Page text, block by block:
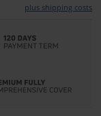
plus shipping costs